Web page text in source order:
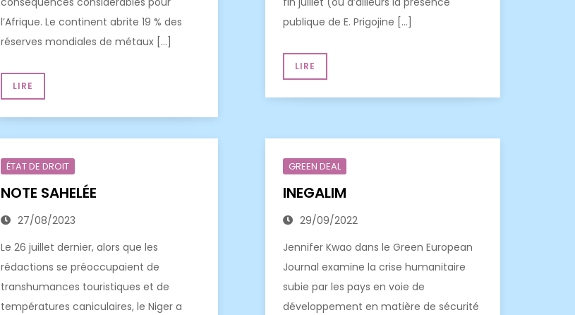
l’Afrique. Le continent abrite 19 % des
réserves mondiales de métaux […]
LIRE
publique de E. Prigojine […]
LIRE
ÉTAT DE DROIT
NOTE SAHELÉE
27/08/2023
Le 26 juillet dernier, alors que les
rédactions se préoccupaient de
transhumances touristiques et de
températures caniculaires, le Niger a
GREEN DEAL
INEGALIM
29/09/2022
Jennifer Kwao dans le Green European
Journal examine la crise humanitaire
subie par les pays en voie de
développement en matière de sécurité